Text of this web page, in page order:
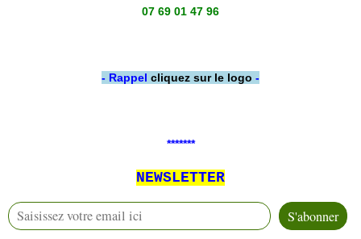
07 69 01 47 96
- Rappel cliquez sur le logo -
*******
NEWSLETTER